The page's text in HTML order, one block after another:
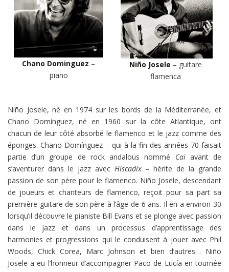
Chano Dominguez –
piano
Niño Josele – guitare
flamenca
Niño Josele, né en 1974 sur les bords de la Méditerranée, et
Chano Domínguez, né en 1960 sur la côte Atlantique, ont
chacun de leur côté absorbé le flamenco et le jazz comme des
éponges. Chano Domínguez – qui à la fin des années 70 faisait
partie d’un groupe de rock andalous nommé Caiavant de
s’aventurer dans le jazz avec Hiscadix– hérite de la grande
passion de son père pour le flamenco. Niño Josele, descendant
de joueurs et chanteurs de flamenco, reçoit pour sa part sa
première guitare de son père à l’âge de 6 ans. Il en a environ 30
lorsqu’il découvre le pianiste Bill Evans et se plonge avec passion
dans le jazz et dans un processus d’apprentissage des
harmonies et progressions qui le conduisent à jouer avec Phil
Woods, Chick Corea, Marc Johnson et bien d’autres… Niño
Josele a eu l’honneur d’accompagner Paco de Lucía en tournée